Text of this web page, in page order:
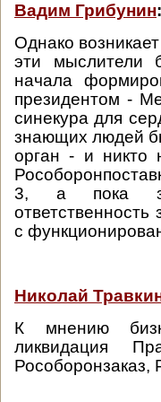
Вадим Грибунин:
Однако
эти мыслители
начала
президентом -
синекура для
знающих людей
орган - и никто
3, а пока
с
Николай
К мнению
ликвидация
Рособоронзаказ,